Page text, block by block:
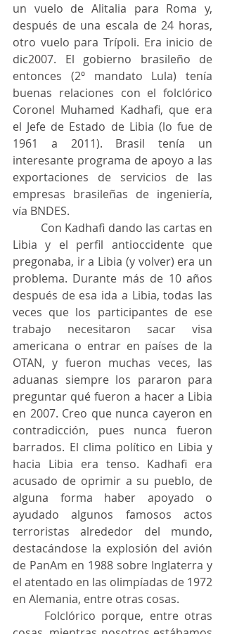
un vuelo de Alitalia para Roma y,
después de una escala de 24 horas,
otro vuelo para Trípoli. Era inicio de
dic2007. El gobierno brasileño de
entonces (2º mandato Lula) tenía
buenas relaciones con el folclórico
Coronel Muhamed Kadhafi, que era
el Jefe de Estado de Libia (lo fue de
1961 a 2011). Brasil tenía un
interesante programa de apoyo a las
exportaciones de servicios de las
empresas brasileñas de ingeniería,
vía BNDES.
Libia y el perfil antioccidente que
pregonaba, ir a Libia (y volver) era un
problema. Durante más de 10 años
después de esa ida a Libia, todas las
veces que los participantes de ese
trabajo necesitaron sacar visa
americana o entrar en países de la
OTAN, y fueron muchas veces, las
aduanas siempre los pararon para
preguntar qué fueron a hacer a Libia
en 2007. Creo que nunca cayeron en
contradicción, pues nunca fueron
barrados. El clima político en Libia y
hacia Libia era tenso. Kadhafi era
acusado de oprimir a su pueblo, de
alguna forma haber apoyado o
ayudado algunos famosos actos
terroristas alrededor del mundo,
destacándose la explosión del avión
de PanAm en 1988 sobre Inglaterra y
el atentado en las olimpíadas de 1972
en Alemania, entre otras cosas.